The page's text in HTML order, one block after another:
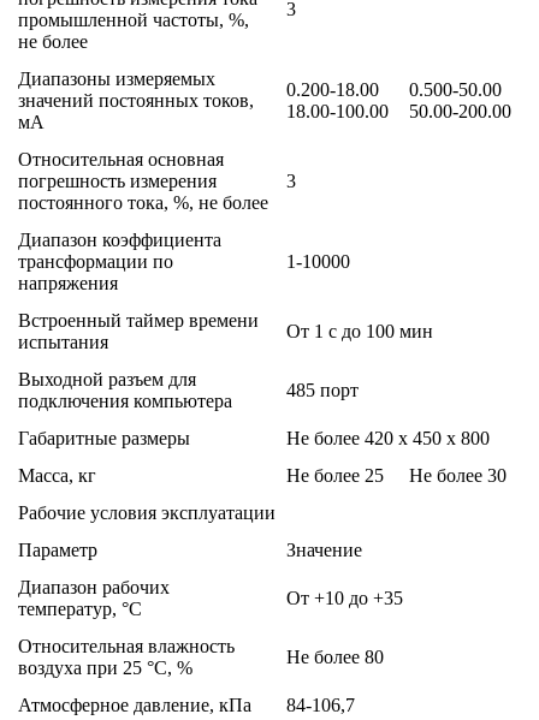
промышленной частоты, %,
не более
3
Диапазоны измеряемых
значений постоянных токов,
мА
0.200-18.00
18.00-100.00
0.500-50.00
50.00-200.00
Относительная основная
погрешность измерения
постоянного тока, %, не более
3
Диапазон коэффициента
трансформации по
напряжения
1-10000
Встроенный таймер времени
испытания
От 1 с до 100 мин
Выходной разъем для
подключения компьютера
485 порт
Габаритные размеры
Не более 420 х 450 х 800
Масса, кг
Не более 25
Не более 30
Рабочие условия эксплуатации
Параметр
Значение
Диапазон рабочих
температур, °С
От +10 до +35
Относительная влажность
воздуха при 25 °С, %
Не более 80
Атмосферное давление, кПа
84-106,7